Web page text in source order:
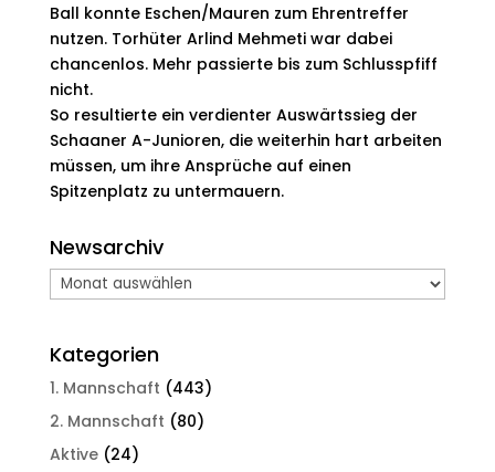
Ball konnte Eschen/Mauren zum Ehrentreffer
nutzen. Torhüter Arlind Mehmeti war dabei
chancenlos. Mehr passierte bis zum Schlusspfiff
nicht.
So resultierte ein verdienter Auswärtssieg der
Schaaner A-Junioren, die weiterhin hart arbeiten
müssen, um ihre Ansprüche auf einen
Spitzenplatz zu untermauern.
Newsarchiv
Newsarchiv
Kategorien
1. Mannschaft (443)
2. Mannschaft (80)
Aktive(24)